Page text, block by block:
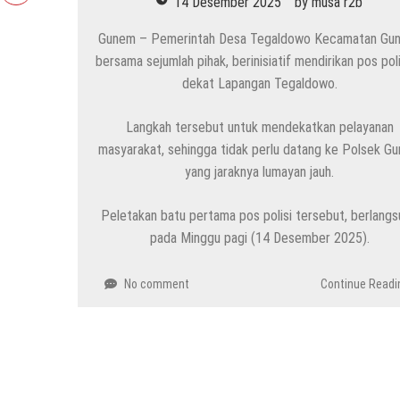
Gunem – Pemerintah Desa Tegaldowo Kecamatan
bersama sejumlah pihak, berinisiatif mendirikan pos
dekat Lapangan Tegaldowo.
Langkah tersebut untuk mendekatkan pelayanan
masyarakat, sehingga tidak perlu datang ke Polsek
yang jaraknya lumayan jauh.
Peletakan batu pertama pos polisi tersebut,
pada Minggu pagi (14 Desember 2025).
No comment Continue